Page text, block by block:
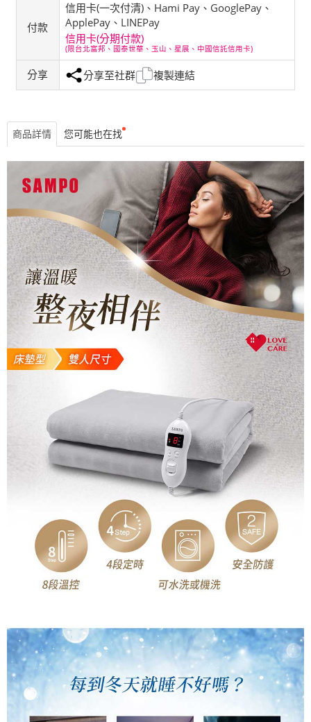
付款
信用卡(一次付清)、Hami Pay、GooglePay、
ApplePay、LINEPay
信用卡(分期付款)
(限台北富邦、國泰世華、玉山、星展、中國信託信用卡)
分享 分享至社群 複製連結
商品詳情 您可能也在找